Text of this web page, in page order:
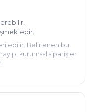
Belirlenen bu
kurumsal siparişler